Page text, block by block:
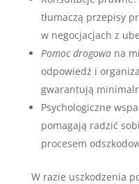
tłumaczą przepisy
w negocjacjach z
Pomoc drogowana
odpowiedź i
gwarantują
Psychologiczne
pomagają radzić
procesem
W razie uszkodzenia